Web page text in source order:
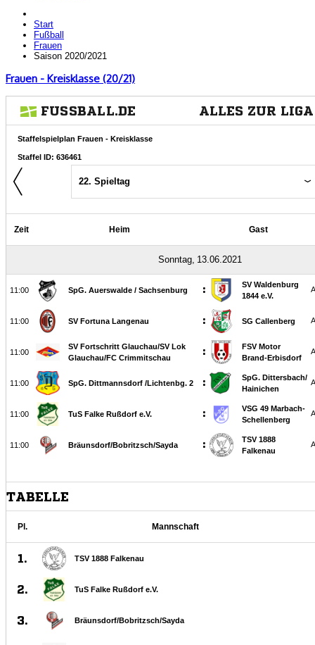
Start
Fußball
Frauen
Saison 2020/2021
Frauen - Kreisklasse (20/21)